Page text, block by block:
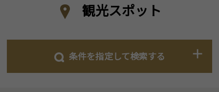
観光スポット
条件を指定して検索する